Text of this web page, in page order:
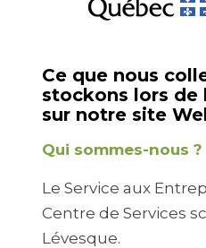
Ce que nous
stockons lors de
sur notre site
Qui sommes-nous ?
Le Service aux
Centre de Services
Lévesque.